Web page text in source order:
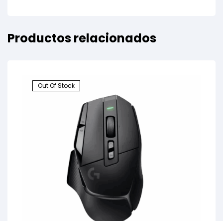
Productos relacionados
Out Of Stock